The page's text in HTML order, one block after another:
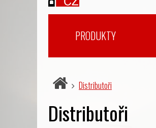
PRODUKTY
Distributoři
Distributoři